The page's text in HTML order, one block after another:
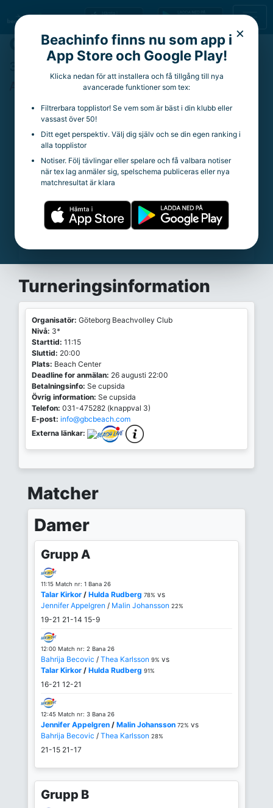
×
Beachinfo finns nu som app i
App Store och Google Play!
Klicka nedan för att installera och få tillgång till nya
avancerade funktioner som tex:
Filtrerbara topplistor! Se vem som är bäst i din klubb eller
vassast över 50!
Ditt eget perspektiv. Välj dig själv och se din egen ranking i
alla topplistor
Notiser. Följ tävlingar eller spelare och få valbara notiser
när tex lag anmäler sig, spelschema publiceras eller nya
matchresultat är klara
GBC SBT 3* 240831
31 augusti 2024
Genvägar
Gruppspel
A-Slutspel
Resultat
Gruppspel
A-Slutspel
Resultat
Turneringsinformation
Organisatör: Göteborg Beachvolley Club
Nivå: 3*
Starttid: 11:15
Sluttid: 20:00
Plats: Beach Center
Deadline for anmälan: 26 augusti 22:00
Betalningsinfo: Se cupsida
Övrig information: Se cupsida
Telefon: 031-475282 (knappval 3)
E-post: info@gbcbeach.com
Externa länkar:
Matcher
Damer
Grupp A
11:15 Match nr: 1 Bana 26
Talar Kirkor / Hulda Rudberg 78% vs
Jennifer Appelgren / Malin Johansson 22%
19-21 21-14 15-9
12:00 Match nr: 2 Bana 26
Bahrija Becovic / Thea Karlsson 9% vs
Talar Kirkor / Hulda Rudberg 91%
16-21 12-21
12:45 Match nr: 3 Bana 26
Jennifer Appelgren / Malin Johansson 72% vs
Bahrija Becovic / Thea Karlsson 28%
21-15 21-17
Grupp B